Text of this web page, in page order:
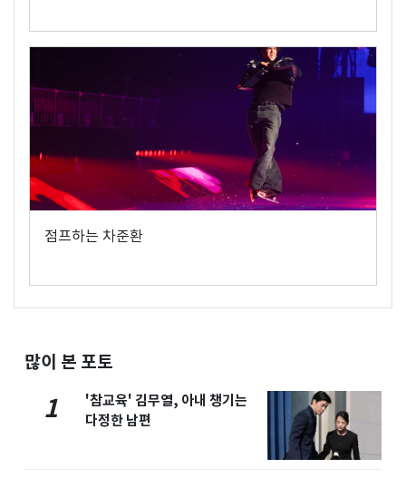
점프하는 차준환
많이 본 포토
1
'참교육' 김무열, 아내 챙기는
다정한 남편